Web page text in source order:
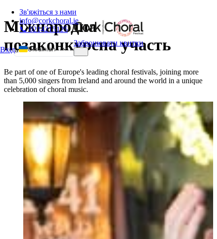
Зв'яжіться з нами
info@corkchoral.ie
📞 0214215125
Вхіда
Ukrainian
Bulgarian
Czech
German
Greek
Spanish
Estonian
French
Hungarian
Italian
Polish
Portuguese
Забронювати квитки
Міжнародна
позаконкурсна участь
Be part of one of Europe's leading choral festivals, joining more
than 5,000 singers from Ireland and around the world in a unique
celebration of choral music.